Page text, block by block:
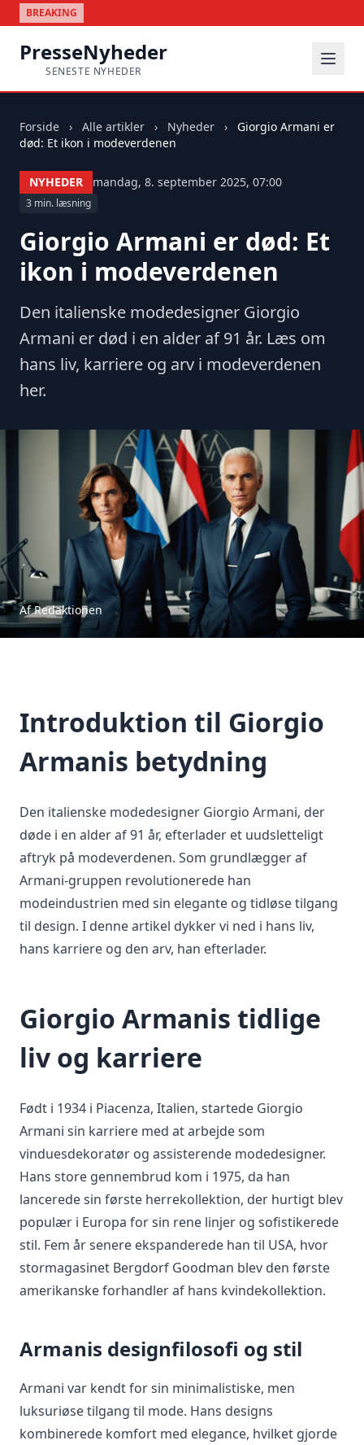
BREAKING
PresseNyheder
SENESTE NYHEDER
Forside › Alle artikler › Nyheder ›
Giorgio Armani er
død: Et ikon i modeverdenen
NYHEDER mandag, 8. september 2025, 07:00
3 min. læsning
Giorgio Armani er død: Et
ikon i modeverdenen
Den italienske modedesigner Giorgio
Armani er død i en alder af 91 år. Læs om
hans liv, karriere og arv i modeverdenen
her.
Af Redaktionen
Introduktion til Giorgio
Armanis betydning
Den italienske modedesigner Giorgio Armani, der
døde i en alder af 91 år, efterlader et uudsletteligt
aftryk på modeverdenen. Som grundlægger af
Armani-gruppen revolutionerede han
modeindustrien med sin elegante og tidløse tilgang
til design. I denne artikel dykker vi ned i hans liv,
hans karriere og den arv, han efterlader.
Giorgio Armanis tidlige
liv og karriere
Født i 1934 i Piacenza, Italien, startede Giorgio
Armani sin karriere med at arbejde som
vinduesdekoratør og assisterende modedesigner.
Hans store gennembrud kom i 1975, da han
lancerede sin første herrekollektion, der hurtigt blev
populær i Europa for sin rene linjer og sofistikerede
stil. Fem år senere ekspanderede han til USA, hvor
stormagasinet Bergdorf Goodman blev den første
amerikanske forhandler af hans kvindekollektion.
Armanis designfilosofi og stil
Armani var kendt for sin minimalistiske, men
luksuriøse tilgang til mode. Hans designs
kombinerede komfort med elegance, hvilket gjorde